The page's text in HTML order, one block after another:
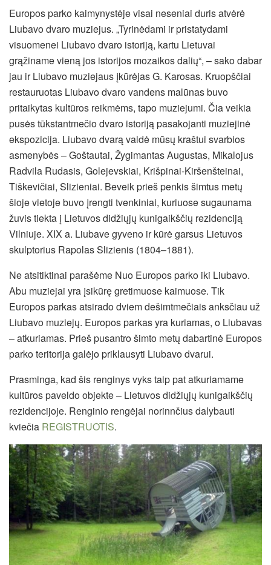
Europos parko kaimynystėje visai neseniai duris atvėrė
Liubavo dvaro muziejus. „Tyrinėdami ir pristatydami
visuomenei Liubavo dvaro istoriją, kartu Lietuvai
grąžiname vieną jos istorijos mozaikos dalių“, – sako dabar
jau ir Liubavo muziejaus įkūrėjas G. Karosas. Kruopščiai
restauruotas Liubavo dvaro vandens malūnas buvo
pritaikytas kultūros reikmėms, tapo muziejumi. Čia veikia
pusės tūkstantmečio dvaro istoriją pasakojanti muziejinė
ekspozicija. Liubavo dvarą valdė mūsų kraštui svarbios
asmenybės – Goštautai, Žygimantas Augustas, Mikalojus
Radvila Rudasis, Golejevskiai, Krišpinai-Kiršenšteinai,
Tiškevičiai, Slizieniai. Beveik prieš penkis šimtus metų
šioje vietoje buvo įrengti tvenkiniai, kuriuose sugaunama
žuvis tiekta į Lietuvos didžiųjų kunigaikščių rezidenciją
Vilniuje. XIX a. Liubave gyveno ir kūrė garsus Lietuvos
skulptorius Rapolas Slizienis (1804–1881).
Ne atsitiktinai parašėme Nuo Europos parko iki Liubavo.
Abu muziejai yra įsikūrę gretimuose kaimuose. Tik
Europos parkas atsirado dviem dešimtmečiais anksčiau už
Liubavo muziejų. Europos parkas yra kuriamas, o Liubavas
– atkuriamas. Prieš pusantro šimto metų dabartinė Europos
parko teritorija galėjo priklausyti Liubavo dvarui.
Prasminga, kad šis renginys vyks taip pat atkuriamame
kultūros paveldo objekte – Lietuvos didžiųjų kunigaikščių
rezidencijoje. Renginio rengėjai norinnčius dalybauti
kviečia REGISTRUOTIS.